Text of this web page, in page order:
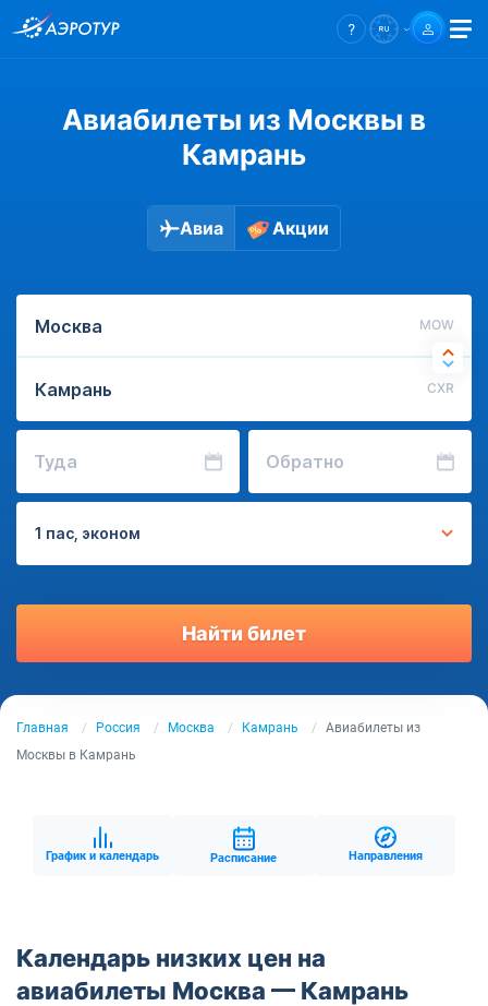
Авиабилеты из Москвы в
Камрань
Авиа Акции
MOW
CXR
Туда Обратно
1 пас, эконом
Найти билет
Главная Россия Москва Камрань
Авиабилеты из
Москвы в Камрань
График и календарь Расписание Направления
Календарь низких цен на
авиабилеты Москва — Камрань